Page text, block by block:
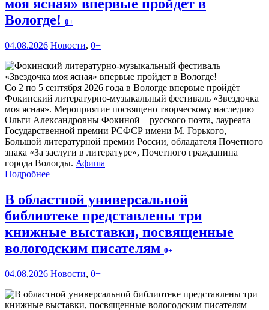
моя ясная» впервые пройдет в
Вологде! 0+
04.08.2026 Новости, 0+
Со 2 по 5 сентября 2026 года в Вологде впервые пройдёт
Фокинский литературно-музыкальный фестиваль «Звездочка
моя ясная». Мероприятие посвящено творческому наследию
Ольги Александровны Фокиной – русского поэта, лауреата
Государственной премии РСФСР имени М. Горького,
Большой литературной премии России, обладателя Почетного
знака «За заслуги в литературе», Почетного гражданина
города Вологды. Афиша
Подробнее
В областной универсальной
библиотеке представлены три
книжные выставки, посвященные
вологодским писателям 0+
04.08.2026 Новости, 0+